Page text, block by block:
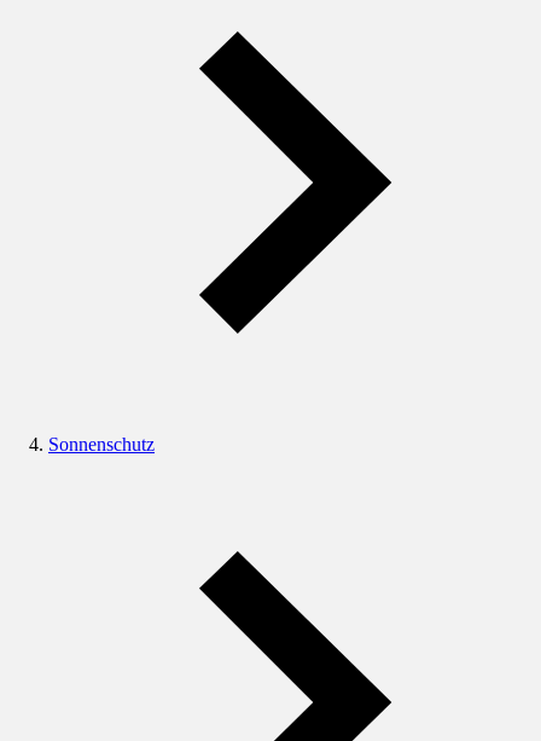
Sonnenschutz